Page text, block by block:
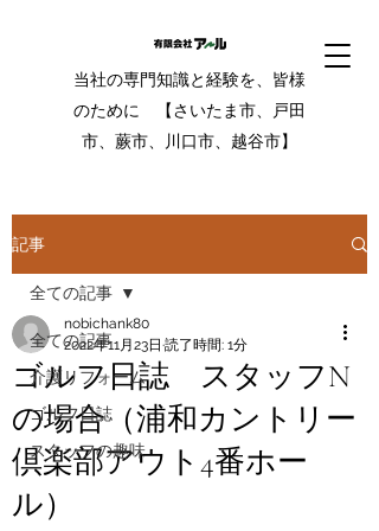
当社の専門知識と経験を、皆様
のために 【さいたま市、戸田
市、蕨市、川口市、越谷市】
記事
全ての記事
介護リフォーム
ゴルフ日誌
スタッフの趣味
全ての記事
ゴルフ日誌 スタッフN
の場合（浦和カントリー
倶楽部アウト4番ホー
ル）
nobichank80
2022年11月23日 読了時間: 1分